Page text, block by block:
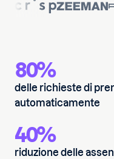
80%
delle richieste di
automaticamente
40%
riduzione delle